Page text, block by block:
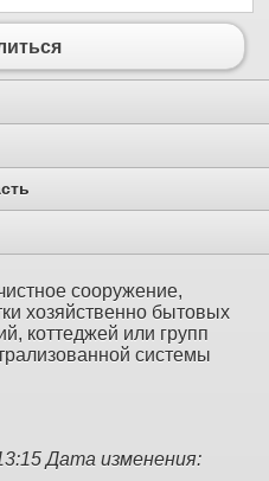
сооружение,
хозяйственно бытовых
коттеджей или групп
системы
Дата изменения: